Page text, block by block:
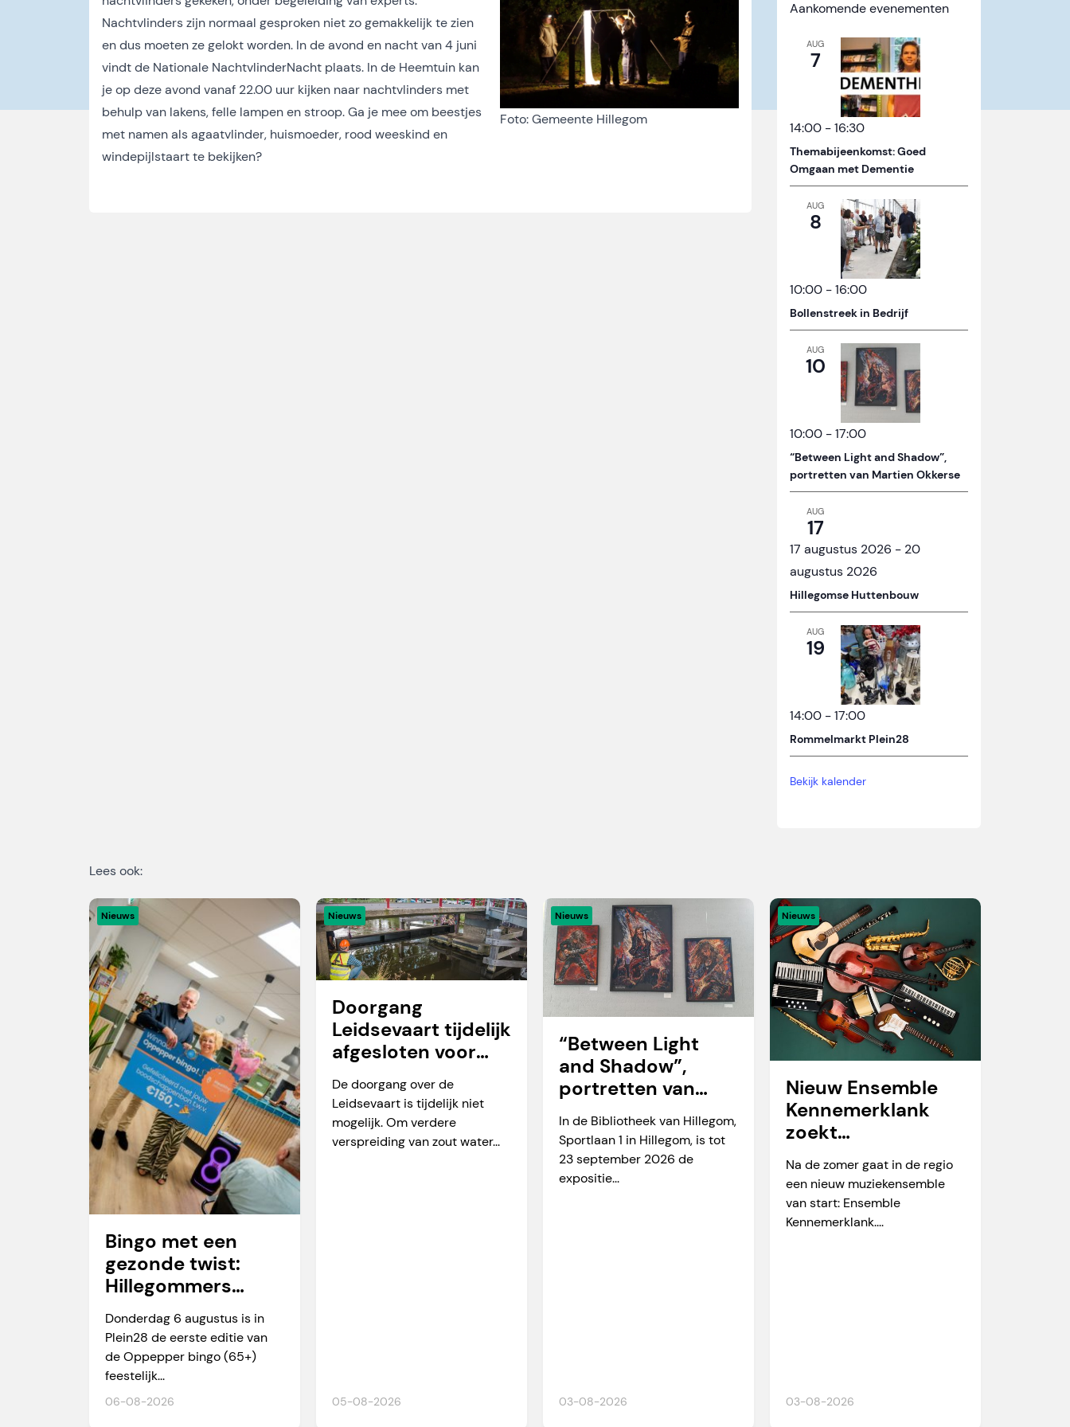
Foto: Gemeente Hillegom
Nachtvlinders zijn normaal gesproken niet zo gemakkelijk te zien
en dus moeten ze gelokt worden. In de avond en nacht van 4 juni
vindt de Nationale NachtvlinderNacht plaats. In de Heemtuin kan
je op deze avond vanaf 22.00 uur kijken naar nachtvlinders met
behulp van lakens, felle lampen en stroop. Ga je mee om beestjes
met namen als agaatvlinder, huismoeder, rood weeskind en
windepijlstaart te bekijken?
Aankomende evenementen
AUG
7
14:00 -16:30
Themabijeenkomst: Goed
Omgaan met Dementie
AUG
8
10:00 -16:00
Bollenstreek in Bedrijf
AUG
10
10:00 -17:00
“Between Light and Shadow”,
portretten van Martien Okkerse
AUG
17
17 augustus 2026 - 20
augustus 2026
Hillegomse Huttenbouw
AUG
19
14:00 -17:00
Rommelmarkt Plein28
Bekijk kalender
Lees ook:
Nieuws
06-08-2026
Bingo met een
gezonde twist:
Hillegommers
winnen meer dan
alleen een prijs
Donderdag 6 augustus is in
Plein28 de eerste editie van
de Oppepper bingo (65+)
feestelijk...
Nieuws
05-08-2026
Doorgang
Leidsevaart tijdelijk
afgesloten voor
vaarverkeer
De doorgang over de
Leidsevaart is tijdelijk niet
mogelijk. Om verdere
verspreiding van zout water...
Nieuws
03-08-2026
“Between Light
and Shadow”,
portretten van
Martien Okkerse
In de Bibliotheek van Hillegom,
Sportlaan 1 in Hillegom, is tot
23 september 2026 de
expositie...
Nieuws
03-08-2026
Nieuw Ensemble
Kennemerklank
zoekt
amateurmuzikante
n
Na de zomer gaat in de regio
een nieuw muziekensemble
van start: Ensemble
Kennemerklank....